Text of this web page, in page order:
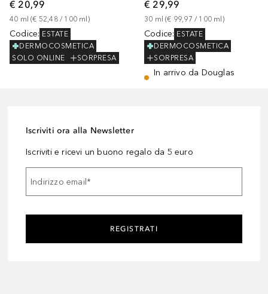
€ 20,99
40 ml (€ 52,48 / 100 ml )
Codice: ESTATE
DERMOCOSMETICA
SOLO ONLINE
SORPRESA
€ 29,99
30 ml (€ 99,97 / 100 ml )
Codice: ESTATE
DERMOCOSMETICA
SORPRESA
In arrivo da Douglas
Iscriviti ora alla Newsletter
Iscriviti e ricevi un buono regalo da 5 euro
Indirizzo email *
REGISTRATI